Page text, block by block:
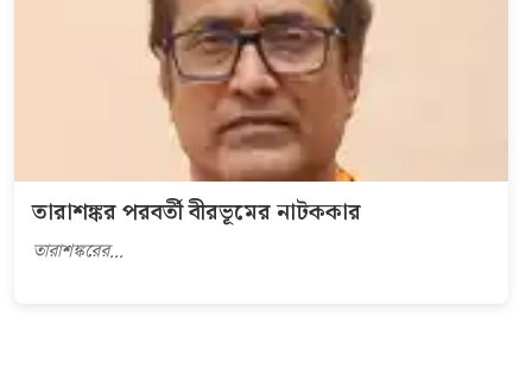
তারাশঙ্কর পরবর্তী বীরভূমের নাটককার
তারাশঙ্করের...